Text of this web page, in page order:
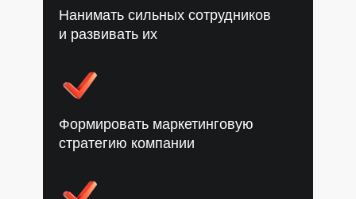
Формировать маркетинговую
стратегию компании
Нанимать сильных сотрудников
и развивать их